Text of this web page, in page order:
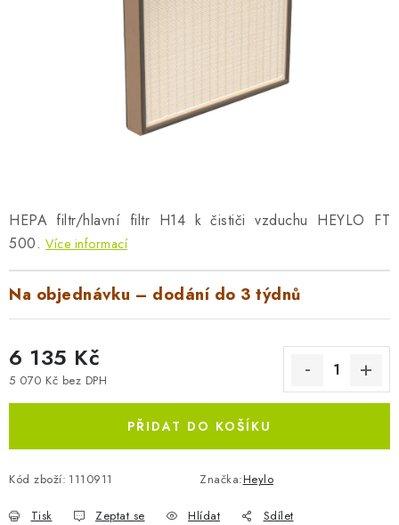
AKUMULAČNÍ KAMNA
ELEKTRICKÉ KRBY
Obchodní podmínky FAQ Servis Reklamace
Kontakty
Ceny přepravy
Ochrana osobních údajů
Náhradní díly Könner & Söhnen
Reklamační řád
Slovník pojmů
Zpětný odběr elektrozařízení a baterií
HEPA filtr/hlavní filtr H14 k čističi vzduchu HEYLO FT
500. Více informací
Na objednávku – dodání do 3 týdnů
6 135 Kč
5 070 Kč bez DPH
PŘIDAT DO KOŠÍKU
Kód zboží: 1110911 Značka:Heylo
Tisk Zeptat se Hlídat Sdílet